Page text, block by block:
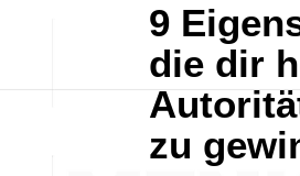
9
die dir
zu